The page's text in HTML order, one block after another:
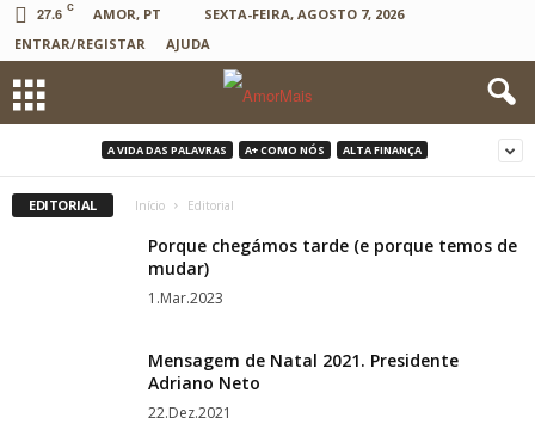
27.6 C AMOR, PT
SEXTA-FEIRA, AGOSTO 7, 2026
ENTRAR/REGISTAR
AJUDA
A VIDA DAS PALAVRAS A+ COMO NÓS ALTA FINANÇA
EDITORIAL Início Editorial
Porque chegámos tarde (e porque temos de
mudar)
1.Mar.2023
Mensagem de Natal 2021. Presidente
Adriano Neto
22.Dez.2021